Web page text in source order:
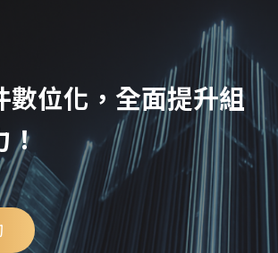
數位化，全面提升組
！